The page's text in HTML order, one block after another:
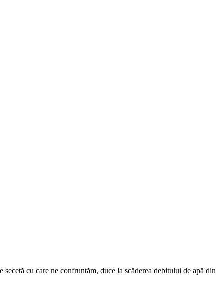
cu care ne confruntăm, duce la scăderea debitului de apă din